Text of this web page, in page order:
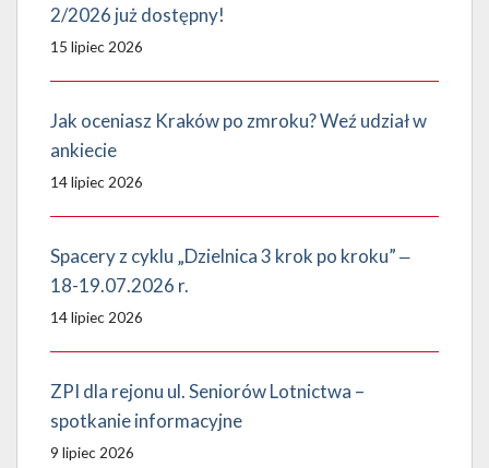
2/2026 już dostępny!
15 lipiec 2026
Jak oceniasz Kraków po zmroku? Weź udział w
ankiecie
14 lipiec 2026
Spacery z cyklu „Dzielnica 3 krok po kroku” ‒
18-19.07.2026 r.
14 lipiec 2026
ZPI dla rejonu ul. Seniorów Lotnictwa –
spotkanie informacyjne
9 lipiec 2026